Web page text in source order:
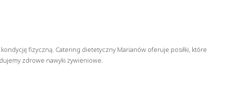
fizyczną. Catering dietetyczny Marianów oferuje posiłki, które
zdrowe nawyki żywieniowe.